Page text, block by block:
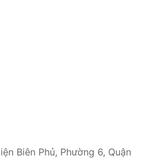
Biên Phủ, Phường 6, Quận